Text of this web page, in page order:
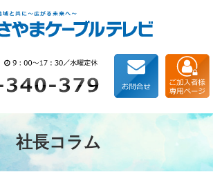
ケーブルテレビ
社長コラム